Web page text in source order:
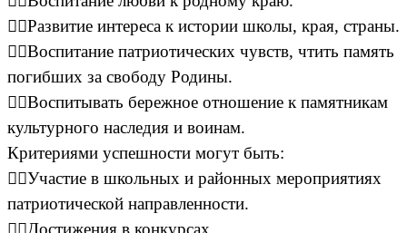
Развитие интереса к истории школы, края, страны.
Воспитание патриотических чувств, чтить память
погибших за свободу Родины.
Воспитывать бережное отношение к памятникам
культурного наследия и воинам.
Критериями успешности могут быть:
Участие в школьных и районных мероприятиях
патриотической направленности.
Достижения в конкурсах.